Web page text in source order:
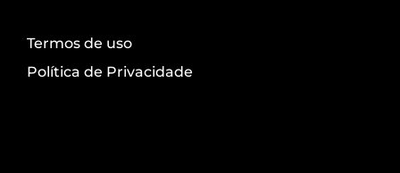
Termos de uso
Política de Privacidade